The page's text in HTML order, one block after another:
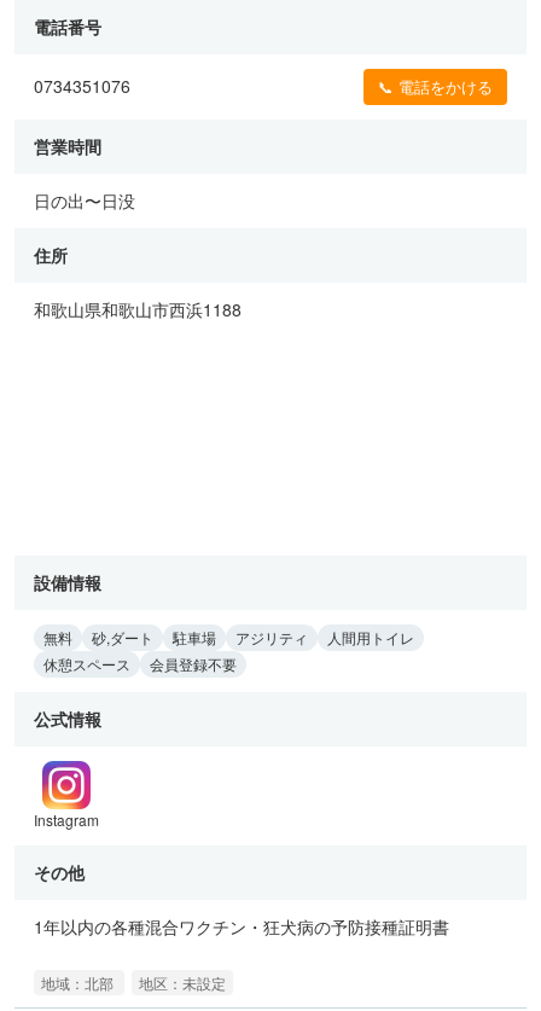
電話番号
0734351076 📞 電話をかける
営業時間
日の出〜日没
住所
和歌山県和歌山市西浜1188
設備情報
無料 砂,ダート 駐車場 アジリティ
人間用トイレ
休憩スペース
会員登録不要
公式情報
Instagram
その他
1年以内の各種混合ワクチン・狂犬病の予防接種証明書
地域：北部 地区：未設定